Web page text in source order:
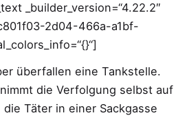
_builder_version=“4.22.2″
2d04-466a-a1bf-
überfallen eine Tankstelle.
die Verfolgung selbst auf
Täter in einer Sackgasse